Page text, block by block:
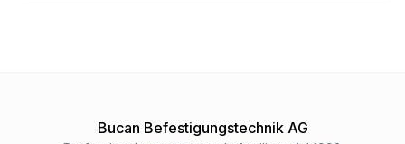
Bucan Befestigungstechnik AG